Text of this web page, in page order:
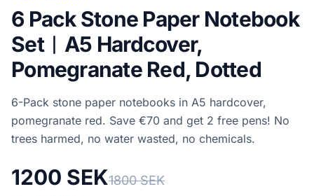
6 Pack Stone Paper Notebook
Set︱A5 Hardcover,
Pomegranate Red, Dotted
6-Pack stone paper notebooks in A5 hardcover,
pomegranate red. Save €70 and get 2 free pens! No
trees harmed, no water wasted, no chemicals.
1200 SEK1800 SEK